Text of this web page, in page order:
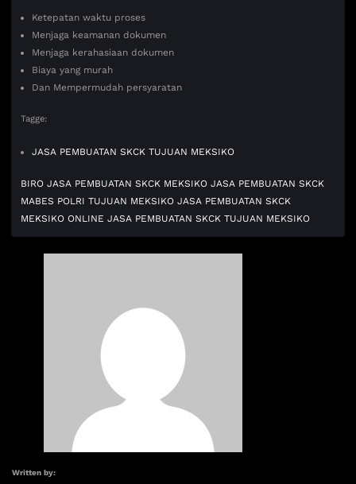
Ketepatan waktu proses
Menjaga keamanan dokumen
Menjaga kerahasiaan dokumen
Biaya yang murah
Dan Mempermudah persyaratan
Tagge:
JASA PEMBUATAN SKCK TUJUAN MEKSIKO
BIRO JASA PEMBUATAN SKCK MEKSIKO JASA PEMBUATAN SKCK
MABES POLRI TUJUAN MEKSIKO JASA PEMBUATAN SKCK
MEKSIKO ONLINE JASA PEMBUATAN SKCK TUJUAN MEKSIKO
Written by: